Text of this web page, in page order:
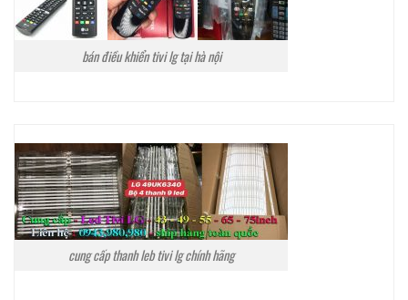
bán điều khiển tivi lg tại hà nội
cung cấp thanh leb tivi lg chính hãng